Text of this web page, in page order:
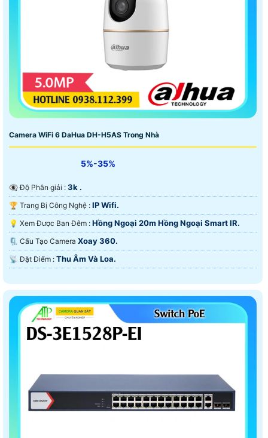
Camera WiFi 6 DaHua DH-H5AS Trong Nhà
5%-35%
👁️‍🗨 Độ Phân giải : 3k .
🏆 Trang Bị Công Nghệ : IP Wifi.
💡 Xem Được Ban Đêm : Hồng Ngoại 20m Hồng Ngoại Smart IR.
🗜️ Cấu Tạo Camera Xoay 360.
️📡 Đặt Điểm : Thu Âm Và Loa.